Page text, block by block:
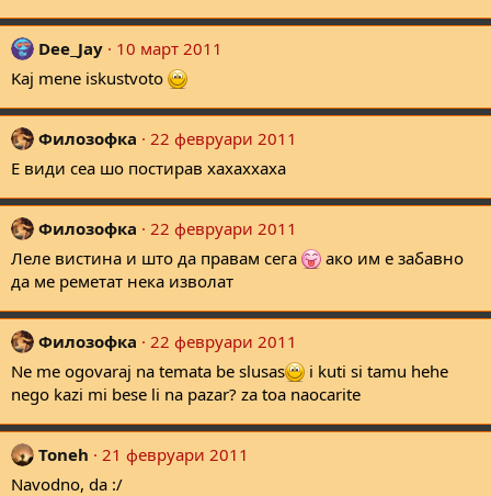
Dee_Jay
10 март 2011
Kaj mene iskustvoto
Филозофка
22 февруари 2011
Е види сеа шо постирав хахаххаха
Филозофка
22 февруари 2011
Леле вистина и што да правам сега
ако им е забавно
да ме реметат нека изволат
Филозофка
22 февруари 2011
Ne me ogovaraj na temata be slusas
i kuti si tamu hehe
nego kazi mi bese li na pazar? za toa naocarite
Toneh
21 февруари 2011
Navodno, da :/